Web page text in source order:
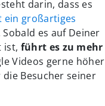
darin, dass es
ein großartiges
es auf Deiner
ist, führt es zu mehr
Videos gerne höher
Besucher seiner